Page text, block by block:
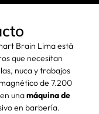
Brain Lima está
que necesitan
nuca y trabajos
de 7.200
unamáquina de
en barbería.